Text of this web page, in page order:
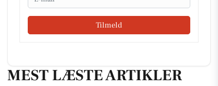
Tilmeld
MEST LÆSTE ARTIKLER